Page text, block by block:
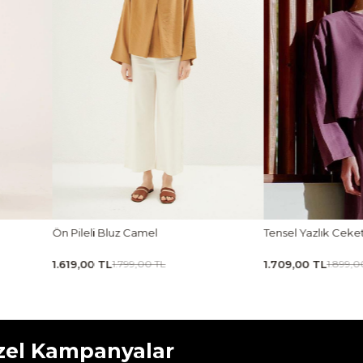
Tensel Yazlık Ceket Mürdüm
1.709,00 TL1.899,00 TL
Tensel Jile Elbise
1.979,00 TL2.199,00
Kampanyalar